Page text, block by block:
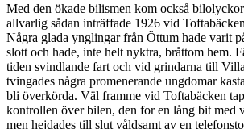
Med den ökade bilismen kom också
allvarlig sådan inträffade 1926 vid
Några glada ynglingar från Öttum hade varit
slott och hade, inte helt nyktra, bråttom hem.
tiden svindlande fart och vid grindarna till
tvingades några promenerande ungdomar
bli överkörda. Väl framme vid Toftabäcken
kontrollen över bilen, den for en lång bit med
men hejdades till slut våldsamt av en